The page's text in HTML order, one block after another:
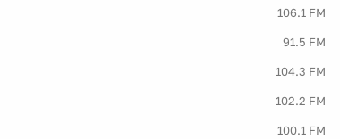
106.1 FM
91.5 FM
104.3 FM
102.2 FM
100.1 FM